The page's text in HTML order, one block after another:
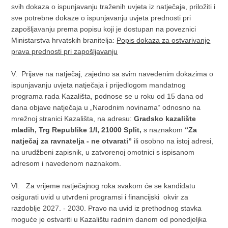
svih dokaza o ispunjavanju traženih uvjeta iz natječaja, priložiti i
sve potrebne dokaze o ispunjavanju uvjeta prednosti pri
zapošljavanju prema popisu koji je dostupan na poveznici
Ministarstva hrvatskih branitelja: Popis dokaza za ostvarivanje
prava prednosti pri zapošljavanju
V. Prijave na natječaj, zajedno sa svim navedenim dokazima o
ispunjavanju uvjeta natječaja i prijedlogom mandatnog
programa rada Kazališta, podnose se u roku od 15 dana od
dana objave natječaja u „Narodnim novinama“ odnosno na
mrežnoj stranici Kazališta, na adresu:Gradsko kazalište
mladih, Trg Republike 1/I, 21000 Split,s naznakom “Za
natječaj za ravnatelja - ne otvarati” ili osobno na istoj adresi,
na urudžbeni zapisnik, u zatvorenoj omotnici s ispisanom
adresom i navedenom naznakom.
VI. Za vrijeme natječajnog roka svakom će se kandidatu
osigurati uvid u utvrđeni programsi i financijski okvir za
razdoblje 2027. - 2030. Pravo na uvid iz prethodnog stavka
moguće je ostvariti u Kazalištu radnim danom od ponedjeljka